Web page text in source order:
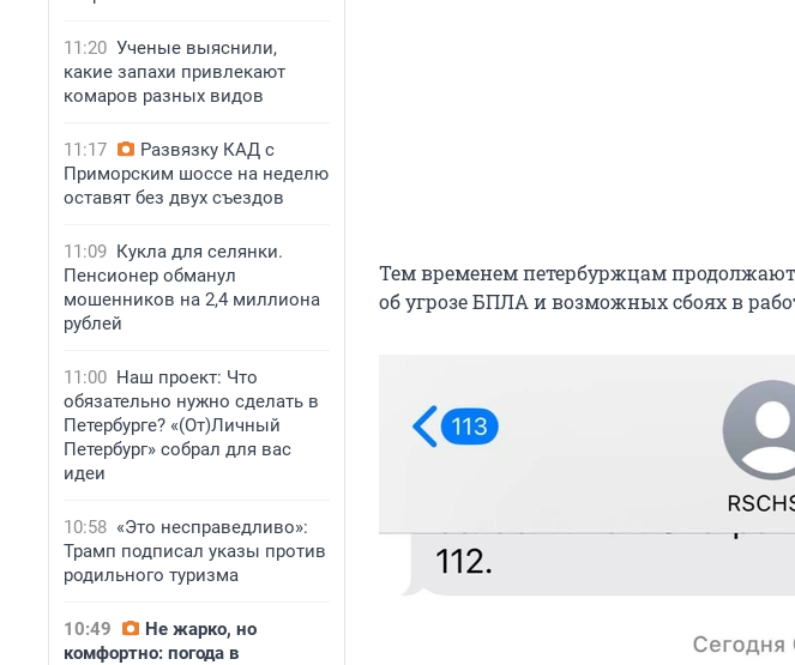
11:20 Ученые выяснили,
какие запахи привлекают
комаров разных видов
11:17
Развязку КАД с
Приморским шоссе на неделю
оставят без двух съездов
11:09 Кукла для селянки.
Пенсионер обманул
мошенников на 2,4 миллиона
рублей
11:00 Наш проект: Что
обязательно нужно сделать в
Петербурге? «(От)Личный
Петербург» собрал для вас
идеи
10:58 «Это несправедливо»:
Трамп подписал указы против
родильного туризма
10:49
Не жарко, но
комфортно: погода в
Тем временем петербуржцам
об угрозе БПЛА и возможных сбоях в